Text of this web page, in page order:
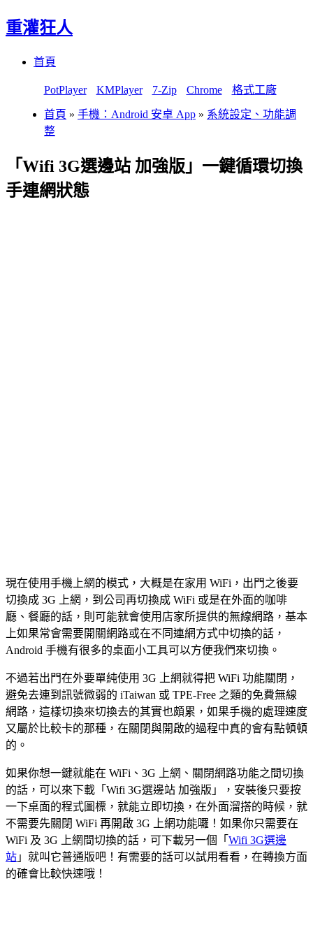
重灌狂人
首頁
PotPlayer KMPlayer 7-Zip Chrome 格式工廠
首頁 » 手機：Android 安卓 App » 系統設定、功能調
整
「Wifi 3G選邊站 加強版」一鍵循環切換
手連網狀態
現在使用手機上網的模式，大概是在家用 WiFi，出門之後要
切換成 3G 上網，到公司再切換成 WiFi 或是在外面的咖啡
廳、餐廳的話，則可能就會使用店家所提供的無線網路，基本
上如果常會需要開關網路或在不同連網方式中切換的話，
Android 手機有很多的桌面小工具可以方便我們來切換。
不過若出門在外要單純使用 3G 上網就得把 WiFi 功能關閉，
避免去連到訊號微弱的 iTaiwan 或 TPE-Free 之類的免費無線
網路，這樣切換來切換去的其實也頗累，如果手機的處理速度
又屬於比較卡的那種，在關閉與開啟的過程中真的會有點頓頓
的。
如果你想一鍵就能在 WiFi、3G 上網、關閉網路功能之間切換
的話，可以來下載「Wifi 3G選邊站 加強版」，安裝後只要按
一下桌面的程式圖標，就能立即切換，在外面溜搭的時候，就
不需要先關閉 WiFi 再開啟 3G 上網功能囉！如果你只需要在
WiFi 及 3G 上網間切換的話，可下載另一個「 Wifi 3G選邊
站 」就叫它普通版吧！有需要的話可以試用看看，在轉換方面
的確會比較快速哦！